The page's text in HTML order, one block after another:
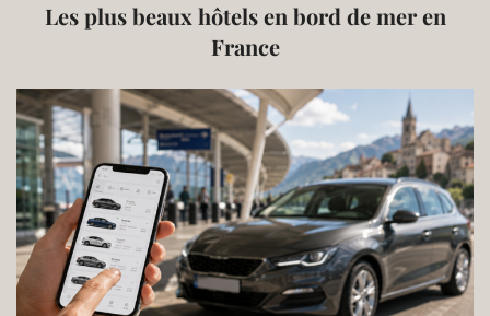
Les plus beaux hôtels en bord de mer en
France